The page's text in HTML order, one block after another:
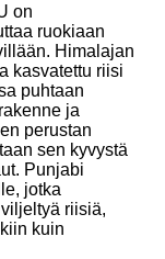
on
ruokiaan
Himalajan
kasvatettu riisi
puhtaan
ja
perustan
sen kyvystä
Punjabi
jotka
riisiä,
kuin